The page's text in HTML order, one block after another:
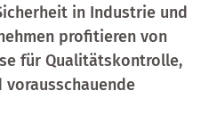
in Industrie und
profitieren von
für Qualitätskontrolle,